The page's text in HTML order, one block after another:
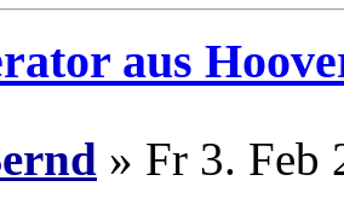
aus
» Fr 3. Feb